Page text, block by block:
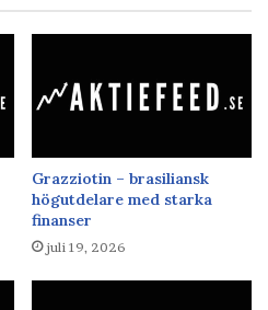
Grazziotin – brasiliansk
högutdelare med starka
finanser
juli 19, 2026